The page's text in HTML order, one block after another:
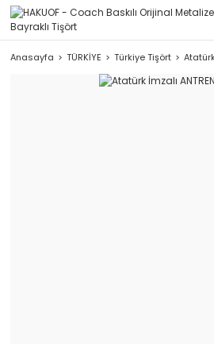
Anasayfa TÜRKİYE Türkiye Tişört